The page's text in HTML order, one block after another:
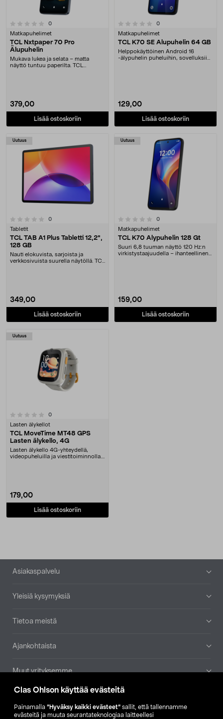
Clas Ohlson käyttää evästeitä
Painamalla ”Hyväksy kaikki evästeet” sallit, että tallennamme
evästeitä ja muuta seurantateknologiaa laitteellesi
0arvostelut
Matkapuhelimet
TCL Nxtpaper 70 Pro
Älupuhelin
Mukava lukea ja selata – matta
näyttö tuntuu paperilta. TCL
379,00
Lisää ostoskoriin
0.0 viidestä tähdestä 0arvostelut
Matkapuhelimet
TCL K70 SE Älupuhelin 64 GB
Helppokäyttöinen Android 16
-älypuhelin puheluihin, sovelluksiin
129,00
Lisää ostoskoriin
Uutuus
0arvostelut
Tabletit
TCL TAB A1 Plus Tabletti 12,2",
128 GB
Nauti elokuvista, sarjoista ja
verkkosivuista suurella näytöllä. TCL
349,00
Lisää ostoskoriin
Uutuus
0.0 viidestä tähdestä 0arvostelut
Matkapuhelimet
TCL K70 Älypuhelin 128 Gt
Suuri 6,8 tuuman näyttö 120 Hz:n
virkistystaajuudella – ihanteellinen
159,00
Lisää ostoskoriin
Uutuus
0arvostelut
Lasten älykellot
TCL MoveTime MT48 GPS
Lasten älykello, 4G
Lasten älykello 4G-yhteydellä,
videopuheluilla ja viestitoiminnolla.
179,00
Lisää ostoskoriin
Alatunniste
Asiakaspalvelu
Yleisiä kysymyksiä
Tietoa meistä
Ajankohtaista
Muut yrityksemme
Etsi myymälä